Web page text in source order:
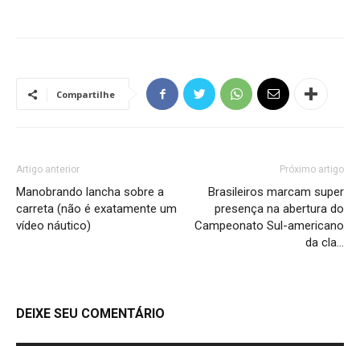
Compartilhe
Artigo anterior
Manobrando lancha sobre a
carreta (não é exatamente um
vídeo náutico)
Próximo artigo
Brasileiros marcam super
presença na abertura do
Campeonato Sul-americano
da cla…
DEIXE SEU COMENTÁRIO